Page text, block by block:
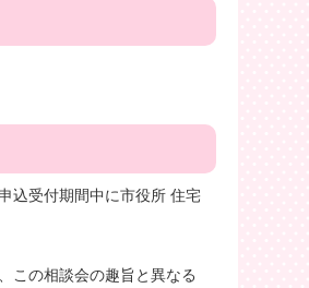
込受付期間中に市役所 住宅
この相談会の趣旨と異なる